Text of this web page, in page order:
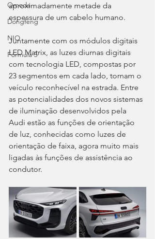
Omoda
Dongfeng
NIO
Fórmula 3
aproximadamente metade da
espessura de um cabelo humano.
Juntamente com os módulos digitais
LED Matrix, as luzes diurnas digitais
com tecnologia LED, compostas por
23 segmentos em cada lado, tornam o
veículo reconhecível na estrada. Entre
as potencialidades dos novos sistemas
de iluminação desenvolvidos pela
Audi estão as funções de orientação
de luz, conhecidas como luzes de
orientação de faixa, agora muito mais
ligadas às funções de assistência ao
condutor.